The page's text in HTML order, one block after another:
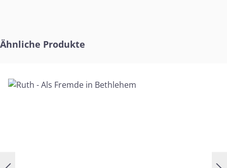
Produktgalerie überspringen
Ähnliche Produkte